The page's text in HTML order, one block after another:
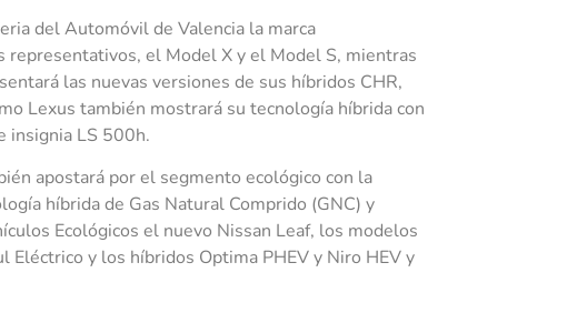
del Automóvil de Valencia la marca
representativos, el Model X y el Model S, mientras
las nuevas versiones de sus híbridos CHR,
Lexus también mostrará su tecnología híbrida con
insignia LS 500h.
apostará por el segmento ecológico con la
híbrida de Gas Natural Comprido (GNC) y
Ecológicos el nuevo Nissan Leaf, los modelos
Eléctrico y los híbridos Optima PHEV y Niro HEV y